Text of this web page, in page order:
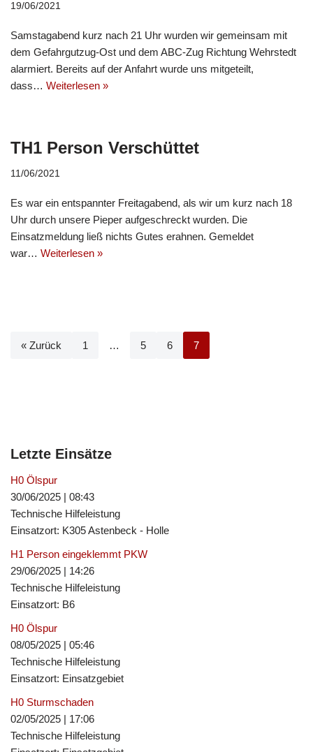
19/06/2021
Samstagabend kurz nach 21 Uhr wurden wir gemeinsam mit
dem Gefahrgutzug-Ost und dem ABC-Zug Richtung Wehrstedt
alarmiert. Bereits auf der Anfahrt wurde uns mitgeteilt,
dass… Weiterlesen »
TH1 Person Verschüttet
11/06/2021
Es war ein entspannter Freitagabend, als wir um kurz nach 18
Uhr durch unsere Pieper aufgeschreckt wurden. Die
Einsatzmeldung ließ nichts Gutes erahnen. Gemeldet
war… Weiterlesen »
« Zurück 1 … 5 6 7
Letzte Einsätze
H0 Ölspur
30/06/2025 | 08:43
Technische Hilfeleistung
Einsatzort: K305 Astenbeck - Holle
H1 Person eingeklemmt PKW
29/06/2025 | 14:26
Technische Hilfeleistung
Einsatzort: B6
H0 Ölspur
08/05/2025 | 05:46
Technische Hilfeleistung
Einsatzort: Einsatzgebiet
H0 Sturmschaden
02/05/2025 | 17:06
Technische Hilfeleistung